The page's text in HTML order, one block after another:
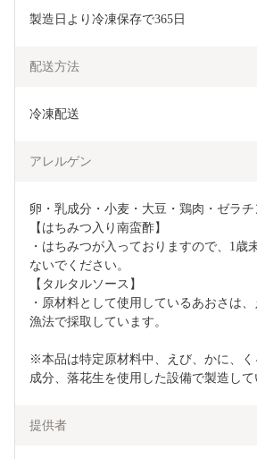
製造日より冷凍保存で365日
配送方法
冷凍配送
アレルゲン
卵・乳成分・小麦・大豆・鶏肉・ゼラチ
【はちみつ入り南蛮酢】
・はちみつが入っておりますので、1歳
ないでください。
【タルタルソース】
・原材料として使用しているあおさは
漁法で採取しています。
※本品は特定原材料中、えび、かに、
成分、落花生を使用した設備で製造して
提供者